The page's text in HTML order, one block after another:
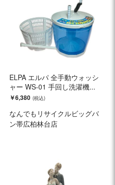
ELPA エルパ 全手動ウォッシ
ャー WS-01 手回し洗濯機...
￥6,380
なんでもリサイクルビッグバ
ン帯広柏林台店